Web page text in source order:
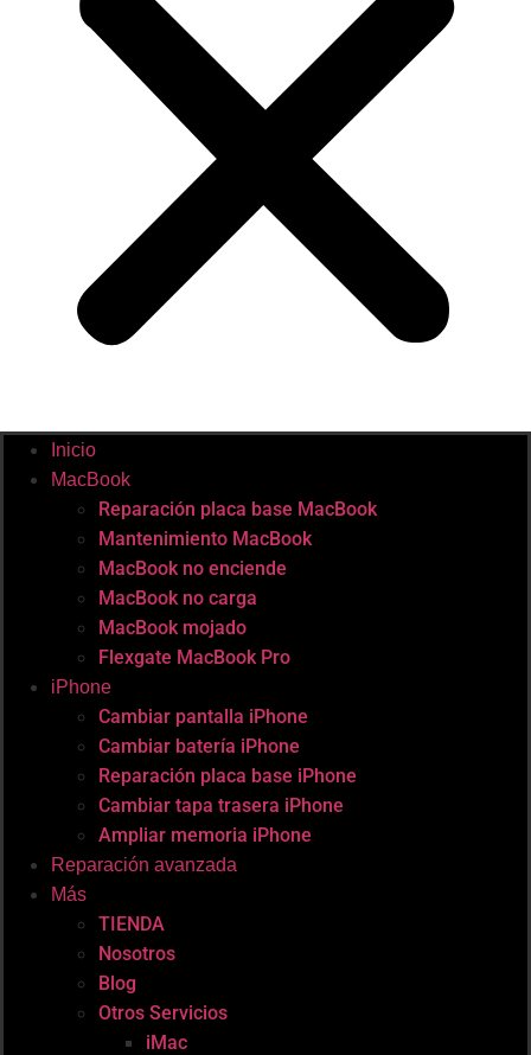
Inicio
MacBook
Reparación placa base MacBook
Mantenimiento MacBook
MacBook no enciende
MacBook no carga
MacBook mojado
Flexgate MacBook Pro
iPhone
Cambiar pantalla iPhone
Cambiar batería iPhone
Reparación placa base iPhone
Cambiar tapa trasera iPhone
Ampliar memoria iPhone
Reparación avanzada
Más
TIENDA
Nosotros
Blog
Otros Servicios
iMac